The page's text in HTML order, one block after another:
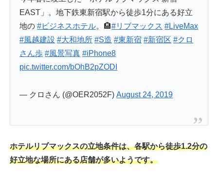
EAST」。地下鉄東新宿駅から徒歩1分にある好立
地の#ビジネスホテル。🏨#リブマックス #LiveMax
#風越建設 #大和地所 #S造 #東新宿 #新宿区 #クロ
さん歩 #風景写真 #iPhone8
pic.twitter.com/bOhB2pZODI
— クロさん (@OER2052F)August 24, 2019
ホテルリブマックスの立地条件は、各駅から徒歩1.2分の
好立地な場所にある店舗が多いようです。